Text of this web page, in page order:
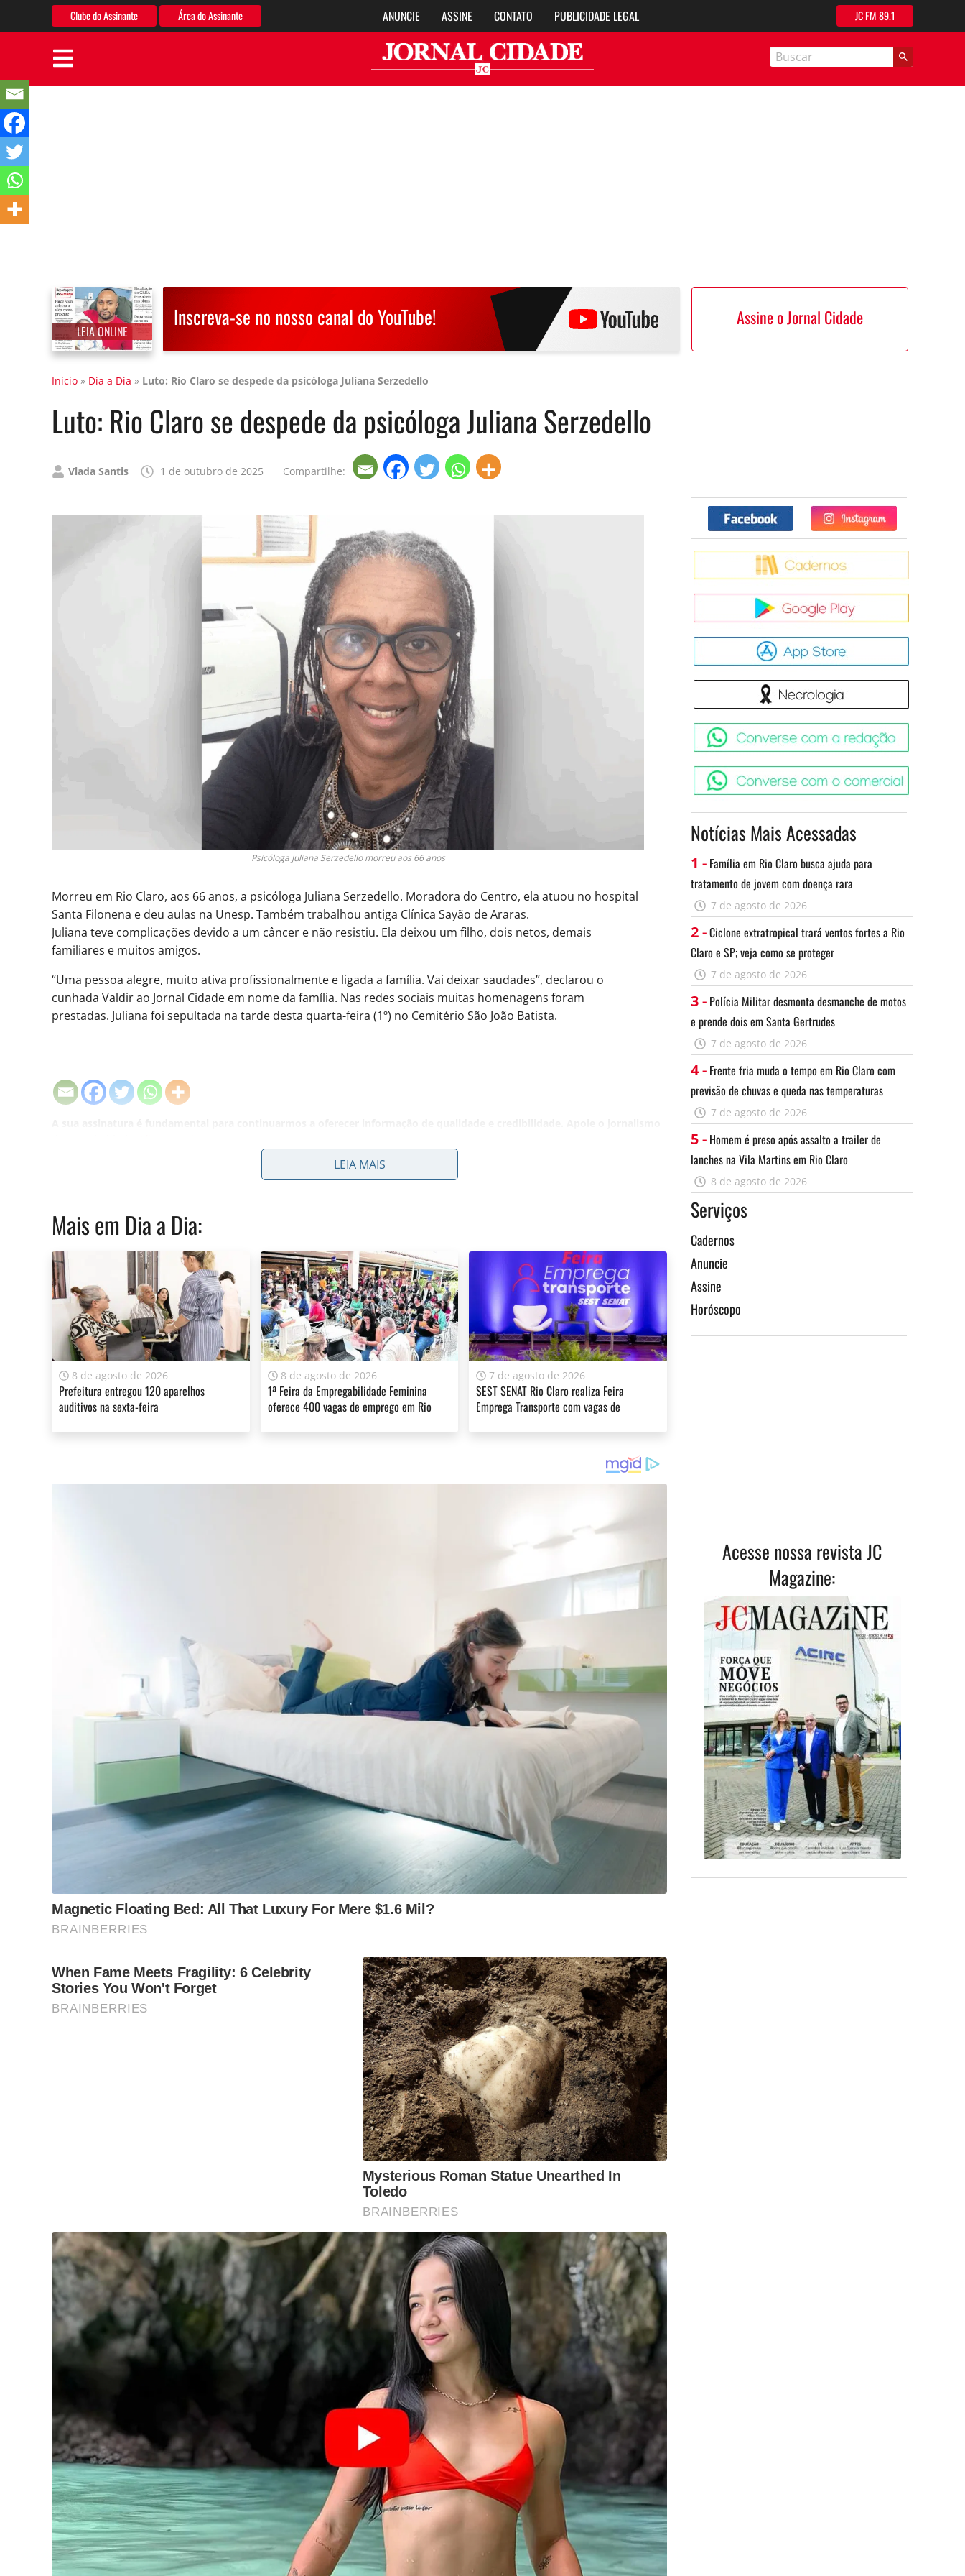
Clube do Assinante Área do Assinante ANUNCIE ASSINE CONTATO PUBLICIDADE LEGAL JC FM 89.1
LEIA ONLINE
Inscreva-se no nosso canal do YouTube! Assine o Jornal Cidade
Início » Dia a Dia » Luto: Rio Claro se despede da psicóloga Juliana Serzedello
Luto: Rio Claro se despede da psicóloga Juliana Serzedello
Publicado
Vlada Santis 1 de outubro de 2025 Compartilhe:
Psicóloga Juliana Serzedello morreu aos 66 anos
Morreu em Rio Claro, aos 66 anos, a psicóloga Juliana Serzedello. Moradora do Centro, ela atuou no hospital
Santa Filonena e deu aulas na Unesp. Também trabalhou antiga Clínica Sayão de Araras.
Juliana teve complicações devido a um câncer e não resistiu. Ela deixou um filho, dois netos, demais
familiares e muitos amigos.
“Uma pessoa alegre, muito ativa profissionalmente e ligada a família. Vai deixar saudades”, declarou o
cunhada Valdir ao Jornal Cidade em nome da família. Nas redes sociais muitas homenagens foram
prestadas. Juliana foi sepultada na tarde desta quarta-feira (1º) no Cemitério São João Batista.
YouTube
LEIA MAIS
Mais em Dia a Dia:
8 de agosto de 2026
Prefeitura entregou 120 aparelhos
auditivos na sexta-feira
8 de agosto de 2026
1ª Feira da Empregabilidade Feminina
oferece 400 vagas de emprego em Rio
7 de agosto de 2026
SEST SENAT Rio Claro realiza Feira
Emprega Transporte com vagas de
Facebook Twitter
Notícias Mais Acessadas
1 - Família em Rio Claro busca ajuda para
tratamento de jovem com doença rara
7 de agosto de 2026
2 -Ciclone extratropical trará ventos fortes a Rio
Claro e SP; veja como se proteger
7 de agosto de 2026
3 - Polícia Militar desmonta desmanche de motos
e prende dois em Santa Gertrudes
7 de agosto de 2026
4 - Frente fria muda o tempo em Rio Claro com
previsão de chuvas e queda nas temperaturas
7 de agosto de 2026
5 - Homem é preso após assalto a trailer de
lanches na Vila Martins em Rio Claro
8 de agosto de 2026
Serviços
Cadernos
Anuncie
Assine
Horóscopo
Acesse nossa revista JC
Magazine: